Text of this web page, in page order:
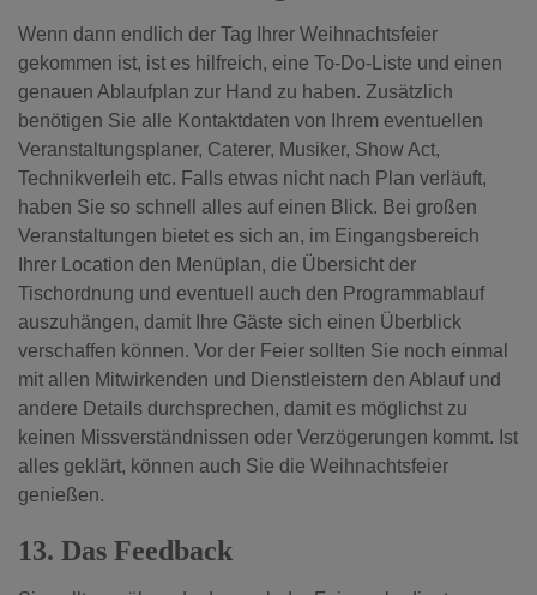
Wenn dann endlich der Tag Ihrer Weihnachtsfeier
gekommen ist, ist es hilfreich, eine To-Do-Liste und einen
genauen Ablaufplan zur Hand zu haben. Zusätzlich
benötigen Sie alle Kontaktdaten von Ihrem eventuellen
Veranstaltungsplaner, Caterer, Musiker, Show Act,
Technikverleih etc. Falls etwas nicht nach Plan verläuft,
haben Sie so schnell alles auf einen Blick. Bei großen
Veranstaltungen bietet es sich an, im Eingangsbereich
Ihrer Location den Menüplan, die Übersicht der
Tischordnung und eventuell auch den Programmablauf
auszuhängen, damit Ihre Gäste sich einen Überblick
verschaffen können. Vor der Feier sollten Sie noch einmal
mit allen Mitwirkenden und Dienstleistern den Ablauf und
andere Details durchsprechen, damit es möglichst zu
keinen Missverständnissen oder Verzögerungen kommt. Ist
alles geklärt, können auch Sie die Weihnachtsfeier
genießen.
13. Das Feedback